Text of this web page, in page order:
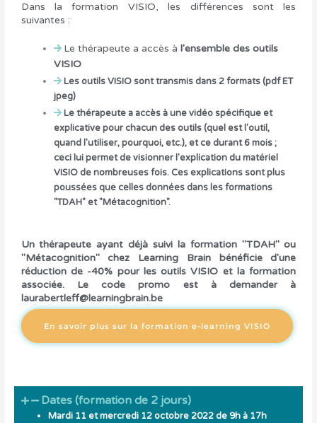
Dans la formation VISIO, les différences sont les
suivantes :
Le thérapeute a accès à l'ensemble des outils
VISIO
Les outils VISIO sont transmis dans 2 formats (pdf ET
jpeg)
Le thérapeute a accès à unevidéo spécifique et
explicative pour chacun des outils (quel est l'outil,
quand l'utiliser, pourquoi, etc.), et ce durant 6 mois;
ceci lui permet de visionner l'explication du matériel
VISIO de nombreuses fois. Ces explications sont plus
poussées que celles données dans les formations
"TDAH" et "Métacognition".
Un thérapeute ayant déjà suivi la formation "TDAH" ou
"Métacognition" chez Learning Brain bénéficie d'une
réduction de -40% pour les outils VISIO et la formation
associée. Le code promo est à demander à
laurabertleff@learningbrain.be
En savoir plus sur la formation e-learning VISIO
Dates (formation de 2 jours)
Mardi 11 et mercredi 12 octobre 2022 de 9h à 17h